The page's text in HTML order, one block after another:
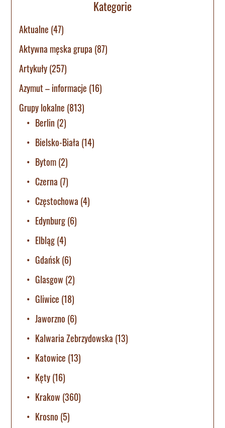
Kategorie
Aktualne (47)
Aktywna męska grupa (87)
Artykuły(257)
Azymut – informacje (16)
Grupy lokalne (813)
Berlin (2)
Bielsko-Biała (14)
Bytom(2)
Czerna (7)
Częstochowa (4)
Edynburg(6)
Elbląg(4)
Gdańsk(6)
Glasgow (2)
Gliwice (18)
Jaworzno (6)
Kalwaria Zebrzydowska (13)
Katowice (13)
Kęty(16)
Krakow (360)
Krosno (5)